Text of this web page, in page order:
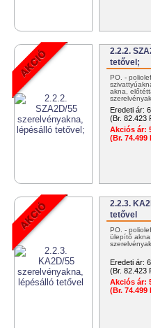
2.2.2.
tetővel;
PO. -
akna,
Eredeti ár:
(Br. 82.423
Akciós ár:
(Br. 74.499
2.2.3.
tetővel
PO. -
ülepítő
Eredeti ár:
(Br. 82.423
Akciós ár:
(Br. 74.499